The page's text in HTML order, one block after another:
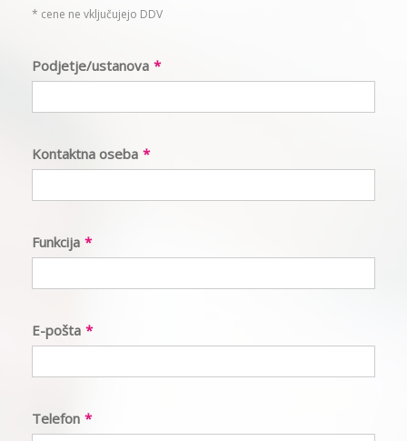
* cene ne vključujejo DDV
Podjetje/ustanova *
Kontaktna oseba *
Funkcija *
E-pošta *
Telefon *